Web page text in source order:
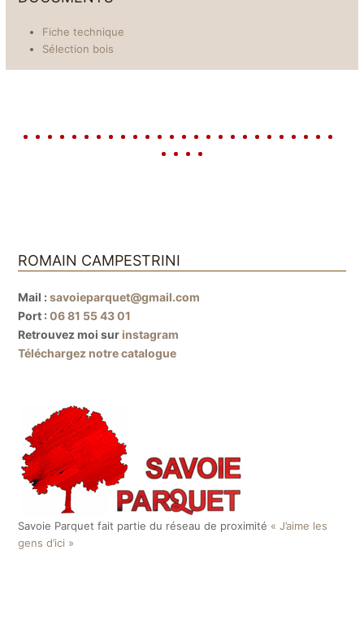
Fiche technique
Sélection bois
ROMAIN CAMPESTRINI
Mail :savoieparquet@gmail.com
Port :06 81 55 43 01
Retrouvez moi sur instagram
Téléchargez notre catalogue
Savoie Parquet fait partie du réseau de proximité « J’aime les
gens d’ici »